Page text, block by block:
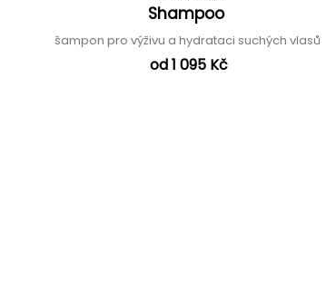
Shampoo
šampon pro výživu a hydrataci suchých vlasů
od 1 095 Kč